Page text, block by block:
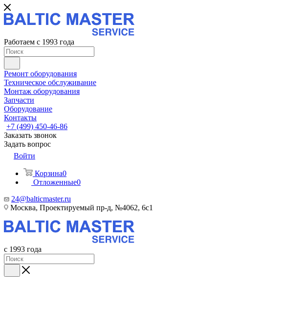
Работаем с 1993 года
Ремонт оборудования
Техническое обслуживание
Монтаж оборудования
Запчасти
Оборудование
Контакты
+7 (499) 450-46-86
Заказать звонок
Задать вопрос
Войти
Корзина0
Отложенные0
24@balticmaster.ru
Москва, Проектируемый пр-д, №4062, 6с1
с 1993 года